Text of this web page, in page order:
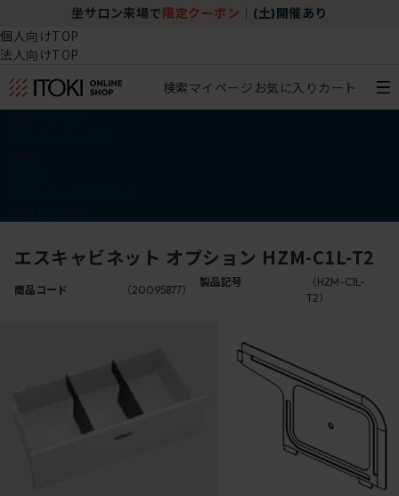
坐サロン来場で 限定クーポン (土)開催あり
個人向けTOP
法人向けTOP
検索マイページ お気に入り カート
エスキャビネット オプション HZM-C1L-T2
商品コード （20095877）
製品記号
（HZM-C1L-
T2）